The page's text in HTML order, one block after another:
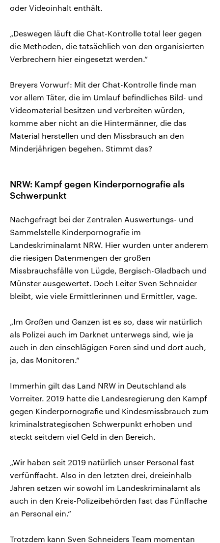
oder Videoinhalt enthält.
„Deswegen läuft die Chat-Kontrolle total leer gegen
die Methoden, die tatsächlich von den organisierten
Verbrechern hier eingesetzt werden.“
Breyers Vorwurf: Mit der Chat-Kontrolle finde man
vor allem Täter, die im Umlauf befindliches Bild- und
Videomaterial besitzen und verbreiten würden,
komme aber nicht an die Hintermänner, die das
Material herstellen und den Missbrauch an den
Minderjährigen begehen. Stimmt das?
NRW: Kampf gegen Kinderpornografie als
Schwerpunkt
Nachgefragt bei der Zentralen Auswertungs- und
Sammelstelle Kinderpornografie im
Landeskriminalamt NRW. Hier wurden unter anderem
die riesigen Datenmengen der großen
Missbrauchsfälle von Lügde, Bergisch-Gladbach und
Münster ausgewertet. Doch Leiter Sven Schneider
bleibt, wie viele Ermittlerinnen und Ermittler, vage.
„Im Großen und Ganzen ist es so, dass wir natürlich
als Polizei auch im Darknet unterwegs sind, wie ja
auch in den einschlägigen Foren sind und dort auch,
ja, das Monitoren.“
Immerhin gilt das Land NRW in Deutschland als
Vorreiter. 2019 hatte die Landesregierung den Kampf
gegen Kinderpornografie und Kindesmissbrauch zum
kriminalstrategischen Schwerpunkt erhoben und
steckt seitdem viel Geld in den Bereich.
„Wir haben seit 2019 natürlich unser Personal fast
verfünffacht. Also in den letzten drei, dreieinhalb
Jahren setzen wir sowohl im Landeskriminalamt als
auch in den Kreis-Polizeibehörden fast das Fünffache
an Personal ein.“
Trotzdem kann Sven Schneiders Team momentan